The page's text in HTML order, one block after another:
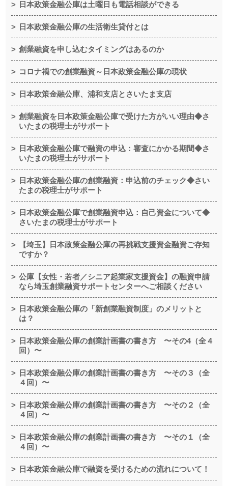
日本政策金融公庫は土曜日も電話相談ができる
日本政策金融公庫の生活衛生貸付とは
創業融資を申し込むタイミングはあるのか
コロナ禍での創業融資～日本政策金融公庫の現状
日本政策金融公庫、浦和支店とさいたま支店
創業融資を日本政策金融公庫で受けた方がいい理由◆さ
いたまの税理士がサポート
日本政策金融公庫で融資の申込：審査にかかる期間◆さ
いたまの税理士がサポート
日本政策金融公庫の創業融資：申込前のチェック◆さい
たまの税理士がサポート
日本政策金融公庫で創業融資申込：自己資金について◆
さいたまの税理士がサポート
【埼玉】日本政策金融公庫の再挑戦支援資金融資ご存知
ですか？
公庫【女性・若者／シニア起業家支援資金】の融資申請
なら埼玉創業融資サポートセンターへご相談ください
日本政策金融公庫の「新創業融資制度」のメリットと
は？
日本政策金融公庫の創業計画書の書き方 〜その4（全４
回）〜
日本政策金融公庫の創業計画書の書き方 〜その３（全
４回）〜
日本政策金融公庫の創業計画書の書き方 〜その２（全
４回）〜
日本政策金融公庫の創業計画書の書き方 〜その１（全
４回）〜
日本政策金融公庫で融資を受けるための流れについて！